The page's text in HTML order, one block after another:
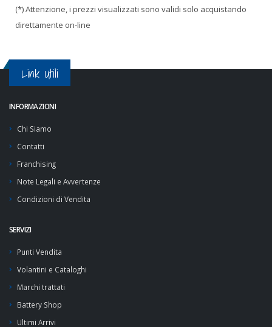
(*) Attenzione, i prezzi visualizzati sono validi solo acquistando
direttamente on-line
Link Utili
INFORMAZIONI
Chi Siamo
Contatti
Franchising
Note Legali e Avvertenze
Condizioni di Vendita
SERVIZI
Punti Vendita
Volantini e Cataloghi
Marchi trattati
Battery Shop
Ultimi Arrivi